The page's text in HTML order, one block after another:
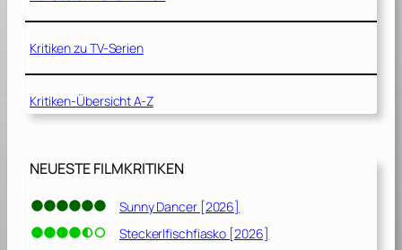
g
e
r
9
9
]
Kritiken zu TV-Serien
Kritiken-Übersicht A-Z
NEUESTE FILMKRITIKEN
Sunny Dancer [2026]
Steckerlfischfiasko [2026]